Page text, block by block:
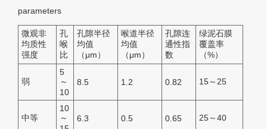
parameters
微观非
均质性
强度
孔
喉
比
孔隙半径
均值
（μm）
喉道半径
均值
（μm）
孔隙连
通性指
数
绿泥石膜
覆盖率
（%）
弱
5
～
10
8.5 1.2 0.82 15～25
中等
10
～
6.3 0.5 0.65 25～40